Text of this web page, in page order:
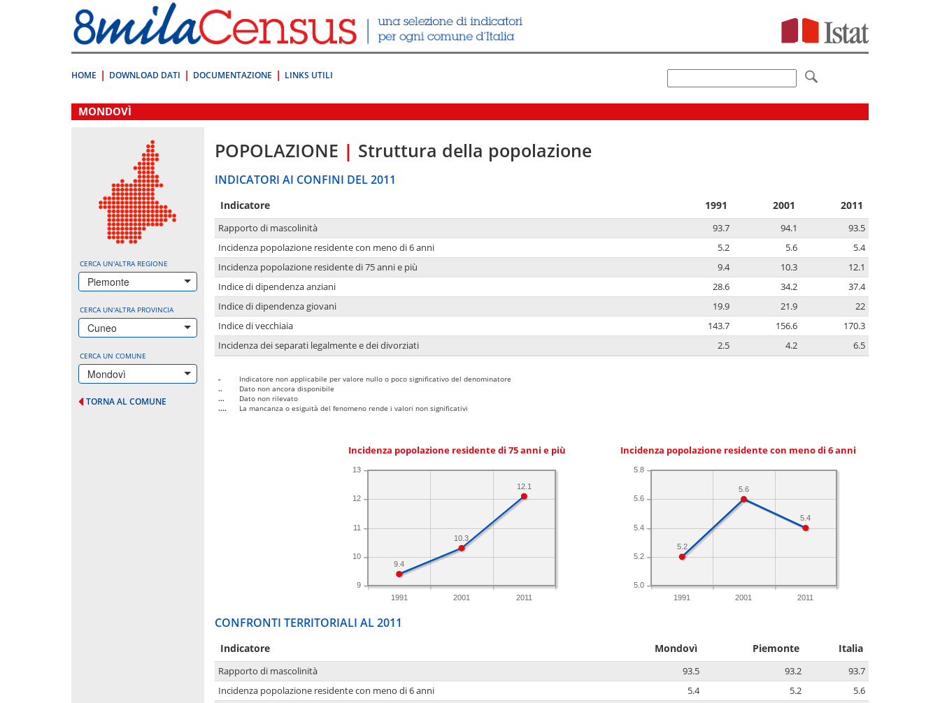
direttamente
a:
Contenuto
HOME DOWNLOAD DATI DOCUMENTAZIONE LINKS UTILI
.
MONDOVÌ
CERCA UN'ALTRA REGIONE
Piemonte
CERCA UN'ALTRA PROVINCIA
Cuneo
CERCA UN COMUNE
Mondovì
TORNA AL COMUNE
POPOLAZIONE | Struttura della popolazione
INDICATORI AI CONFINI DEL 2011
Indicatore 1991 2001 2011
Rapporto di mascolinità 93.7 94.1
93.5
Incidenza popolazione residente con meno di 6 anni
5.2 5.6
5.4
Incidenza popolazione residente di 75 anni e più
9.4 10.3
12.1
Indice di dipendenza anziani
28.6 34.2
37.4
Indice di dipendenza giovani
19.9 21.9
22
Indice di vecchiaia
143.7 156.6
170.3
Incidenza dei separati legalmente e dei divorziati
2.5 4.2 6.5
-
Indicatore non applicabile per valore nullo o poco significativo del denominatore
..
Dato non ancora disponibile
...
Dato non rilevato
....
La mancanza o esiguità del fenomeno rende i valori non significativi
Incidenza popolazione residente di 75 anni e più
1991 2001 2011
9
10
11
12
13
12.1
10.3
9.4
Incidenza popolazione residente con meno di 6 anni
1991 2001 2011
5.0
5.2
5.4
5.6
5.8
5.4
5.6
5.2
CONFRONTI TERRITORIALI AL 2011
Indicatore Mondovì Piemonte Italia
Rapporto di mascolinità 93.5 93.2
93.7
Incidenza popolazione residente con meno di 6 anni
5.4 5.2
5.6